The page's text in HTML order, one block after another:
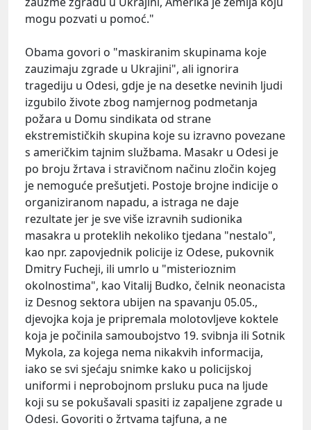
mogu pozvati u pomoć."
Obama govori o "maskiranim skupinama koje
zauzimaju zgrade u Ukrajini", ali ignorira
tragediju u Odesi, gdje je na desetke nevinih ljudi
izgubilo živote zbog namjernog podmetanja
požara u Domu sindikata od strane
ekstremističkih skupina koje su izravno povezane
s američkim tajnim službama. Masakr u Odesi je
po broju žrtava i stravičnom načinu zločin kojeg
je nemoguće prešutjeti. Postoje brojne indicije o
organiziranom napadu, a istraga ne daje
rezultate jer je sve više izravnih sudionika
masakra u proteklih nekoliko tjedana "nestalo",
kao npr. zapovjednik policije iz Odese, pukovnik
Dmitry Fucheji, ili umrlo u "misterioznim
okolnostima", kao Vitalij Budko, čelnik neonacista
iz Desnog sektora ubijen na spavanju 05.05.,
djevojka koja je pripremala molotovljeve koktele
koja je počinila samoubojstvo 19. svibnja ili Sotnik
Mykola, za kojega nema nikakvih informacija,
iako se svi sjećaju snimke kako u policijskoj
uniformi i neprobojnom prsluku puca na ljude
koji su se pokušavali spasiti iz zapaljene zgrade u
Odesi. Govoriti o žrtvama tajfuna, a ne